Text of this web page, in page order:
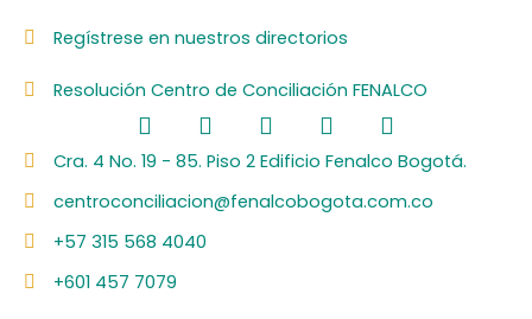
Regístrese en nuestros directorios
Resolución Centro de Conciliación FENALCO
F
a
c
e
b
o
o
k
L
i
n
e
d
i
I
n
s
t
a
Y
o
u
u
S
p
o
i
Cra. 4 No. 19 - 85. Piso 2 Edificio Fenalco Bogotá.
centroconciliacion@fenalcobogota.com.co
+57 315 568 4040
+601 457 7079